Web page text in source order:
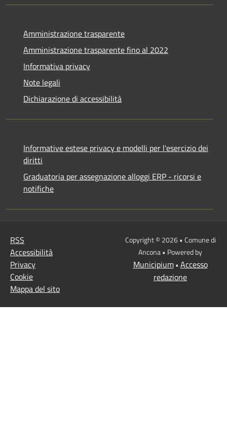
Amministrazione trasparente
Amministrazione trasparente fino al 2022
Informativa privacy
Note legali
Dichiarazione di accessibilità
Informative estese privacy e modelli per l'esercizio dei
diritti
Graduatoria per assegnazione alloggi ERP - ricorsi e
notifiche
RSS
Accessibilità
Privacy
Cookie
Mappa del sito
Copyright © 2026 • Comune di
Ancona • Powered by
Municipium• Accesso
redazione